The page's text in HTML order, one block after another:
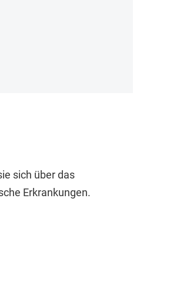
sich über das
Erkrankungen.